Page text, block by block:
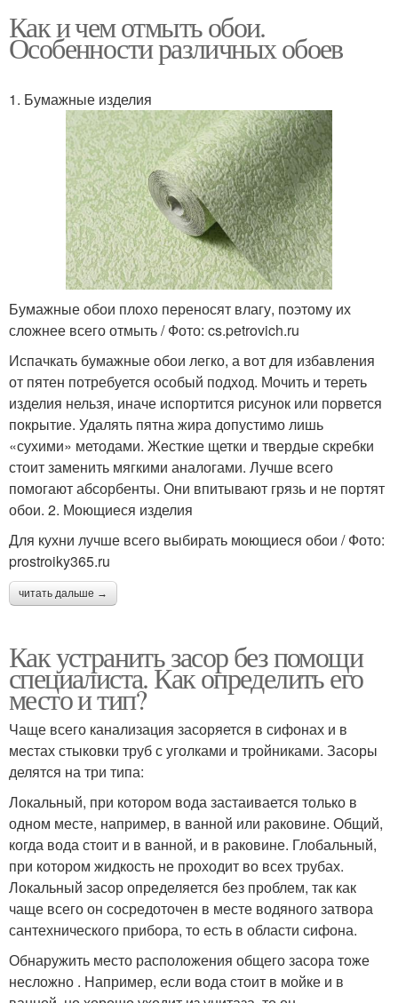
Как и чем отмыть обои.
Особенности различных обоев
1. Бумажные изделия
Бумажные обои плохо переносят влагу, поэтому их
сложнее всего отмыть / Фото: cs.petrovich.ru
Испачкать бумажные обои легко, а вот для избавления
от пятен потребуется особый подход. Мочить и тереть
изделия нельзя, иначе испортится рисунок или порвется
покрытие. Удалять пятна жира допустимо лишь
«сухими» методами. Жесткие щетки и твердые скребки
стоит заменить мягкими аналогами. Лучше всего
помогают абсорбенты. Они впитывают грязь и не портят
обои. 2. Моющиеся изделия
Для кухни лучше всего выбирать моющиеся обои / Фото:
prostroiky365.ru
читать дальше →
Как устранить засор без помощи
специалиста. Как определить его
место и тип?
Чаще всего канализация засоряется в сифонах и в
местах стыковки труб с уголками и тройниками. Засоры
делятся на три типа:
Локальный, при котором вода застаивается только в
одном месте, например, в ванной или раковине. Общий,
когда вода стоит и в ванной, и в раковине. Глобальный,
при котором жидкость не проходит во всех трубах.
Локальный засор определяется без проблем, так как
чаще всего он сосредоточен в месте водяного затвора
сантехнического прибора, то есть в области сифона.
Обнаружить место расположения общего засора тоже
несложно . Например, если вода стоит в мойке и в